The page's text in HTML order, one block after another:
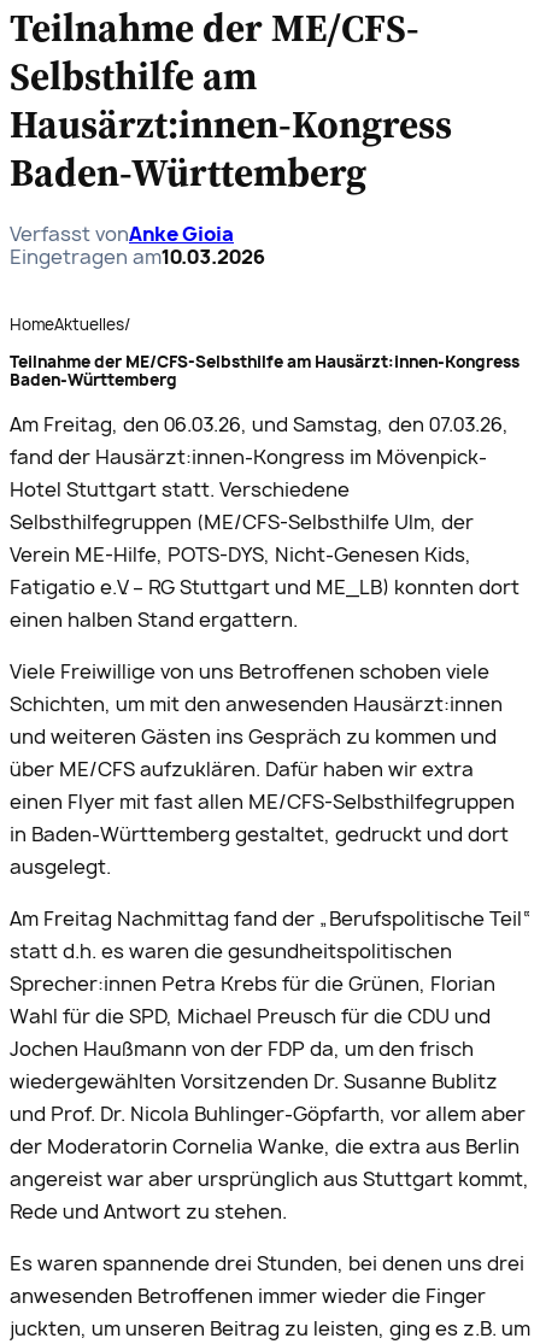
Teilnahme der ME/CFS-
Selbsthilfe am
Hausärzt:innen-Kongress
Baden-Württemberg
Verfasst vonAnke Gioia
Eingetragen am10.03.2026
HomeAktuelles/
Teilnahme der ME/CFS-Selbsthilfe am Hausärzt:innen-Kongress
Baden-Württemberg
Am Freitag, den 06.03.26, und Samstag, den 07.03.26,
fand der Hausärzt:innen-Kongress im Mövenpick-
Hotel Stuttgart statt. Verschiedene
Selbsthilfegruppen (ME/CFS-Selbsthilfe Ulm, der
Verein ME-Hilfe, POTS-DYS, Nicht-Genesen Kids,
Fatigatio e.V. – RG Stuttgart und ME_LB) konnten dort
einen halben Stand ergattern.
Viele Freiwillige von uns Betroffenen schoben viele
Schichten, um mit den anwesenden Hausärzt:innen
und weiteren Gästen ins Gespräch zu kommen und
über ME/CFS aufzuklären. Dafür haben wir extra
einen Flyer mit fast allen ME/CFS-Selbsthilfegruppen
in Baden-Württemberg gestaltet, gedruckt und dort
ausgelegt.
Am Freitag Nachmittag fand der „Berufspolitische Teil“
statt d.h. es waren die gesundheitspolitischen
Sprecher:innen Petra Krebs für die Grünen, Florian
Wahl für die SPD, Michael Preusch für die CDU und
Jochen Haußmann von der FDP da, um den frisch
wiedergewählten Vorsitzenden Dr. Susanne Bublitz
und Prof. Dr. Nicola Buhlinger-Göpfarth, vor allem aber
der Moderatorin Cornelia Wanke, die extra aus Berlin
angereist war aber ursprünglich aus Stuttgart kommt,
Rede und Antwort zu stehen.
Es waren spannende drei Stunden, bei denen uns drei
anwesenden Betroffenen immer wieder die Finger
juckten, um unseren Beitrag zu leisten, ging es z.B. um